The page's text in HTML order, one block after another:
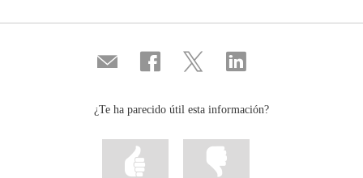
Compartir
por
Compartir
en
Compartir
en
Compartir
en
¿Te ha parecido útil esta información?
Marcar